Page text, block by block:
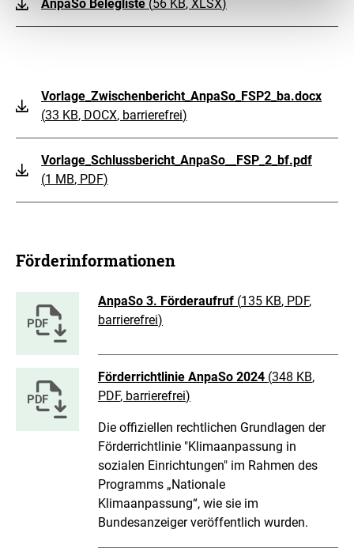
AnpaSo Belegliste (56 KB, XLSX)
Vorlage_Zwischenbericht_AnpaSo_FSP2_ba.docx
(33 KB, DOCX, barrierefrei)
Vorlage_Schlussbericht_AnpaSo__FSP_2_bf.pdf
(1 MB, PDF)
Förderinformationen
AnpaSo 3. Förderaufruf (135 KB, PDF,
barrierefrei)
Förderrichtlinie AnpaSo 2024 (348 KB,
PDF, barrierefrei)
Die offiziellen rechtlichen Grundlagen der
Förderrichtlinie "Klimaanpassung in
sozialen Einrichtungen" im Rahmen des
Programms „Nationale
Klimaanpassung“, wie sie im
Bundesanzeiger veröffentlich wurden.